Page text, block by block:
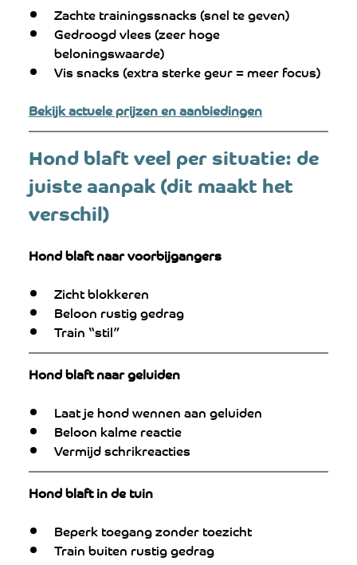
Zachte trainingssnacks (snel te geven)
Gedroogd vlees (zeer hoge
beloningswaarde)
Vis snacks (extra sterke geur = meer focus)
Bekijk actuele prijzen en aanbiedingen
Hond blaft veel per situatie: de
juiste aanpak (dit maakt het
verschil)
Hond blaft naar voorbijgangers
Zicht blokkeren
Beloon rustig gedrag
Train “stil”
Hond blaft naar geluiden
Laat je hond wennen aan geluiden
Beloon kalme reactie
Vermijd schrikreacties
Hond blaft in de tuin
Beperk toegang zonder toezicht
Train buiten rustig gedrag